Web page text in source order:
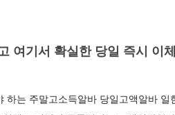
여기서 확실한 당일 즉시 이
는 주말고소득알바 당일고액알바 일